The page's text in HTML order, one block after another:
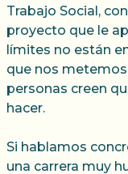
Trabajo Social,
proyecto que le
límites no están
que nos
personas creen
hacer.
Si hablamos
una carrera muy